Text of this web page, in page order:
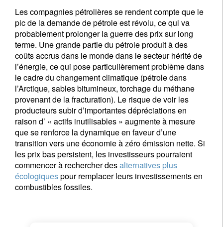
Les compagnies pétrolières se rendent compte que le
pic de la demande de pétrole est révolu, ce qui va
probablement prolonger la guerre des prix sur long
terme. Une grande partie du pétrole produit à des
coûts accrus dans le monde dans le secteur hérité de
l’énergie, ce qui pose particulièrement problème dans
le cadre du changement climatique (pétrole dans
l’Arctique, sables bitumineux, torchage du méthane
provenant de la fracturation). Le risque de voir les
producteurs subir d’importantes dépréciations en
raison d’ « actifs inutilisables » augmente à mesure
que se renforce la dynamique en faveur d’une
transition vers une économie à zéro émission nette. Si
les prix bas persistent, les investisseurs pourraient
commencer à rechercher desalternatives plus
écologiquespour remplacer leurs investissements en
combustibles fossiles.